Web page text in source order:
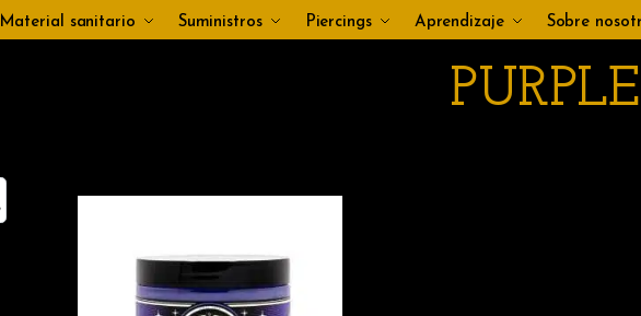
Material sanitario Suministros Piercings Aprendizaje Sobre